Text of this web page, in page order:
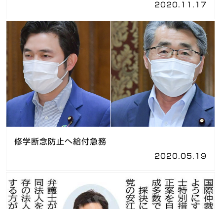
2020.11.17
修学断念防止へ給付急務
2020.05.19